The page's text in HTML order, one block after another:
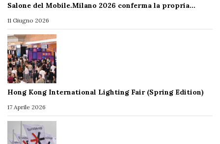
Salone del Mobile.Milano 2026 conferma la propria…
11 Giugno 2026
Hong Kong International Lighting Fair (Spring Edition)
17 Aprile 2026